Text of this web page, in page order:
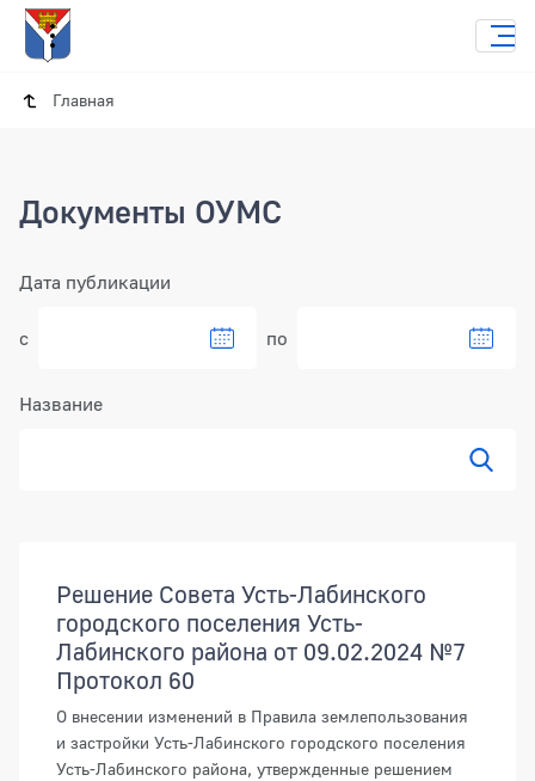
Главная
Документы ОУМС
Дата публикации
с по
Название
Решение Совета Усть-Лабинского
городского поселения Усть-
Лабинского района от 09.02.2024 №7
Протокол 60
О внесении изменений в Правила землепользования
и застройки Усть-Лабинского городского поселения
Усть-Лабинского района, утвержденные решением